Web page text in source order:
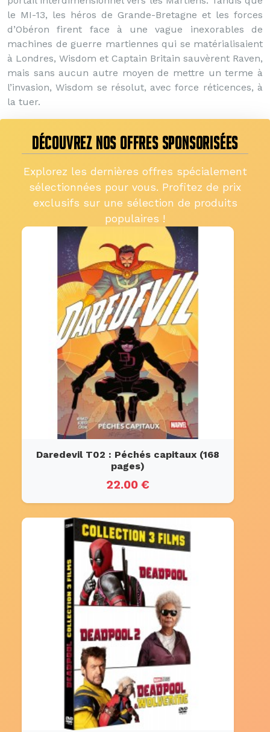
le MI-13, les héros de Grande-Bretagne et les forces
d’Obéron firent face à une vague inexorables de
machines de guerre martiennes qui se matérialisaient
à Londres, Wisdom et Captain Britain sauvèrent Raven,
mais sans aucun autre moyen de mettre un terme à
l’invasion, Wisdom se résolut, avec force réticences, à
la tuer.
DÉCOUVREZ NOS OFFRES SPONSORISÉES
Explorez les dernières offres spécialement
sélectionnées pour vous. Profitez de prix
exclusifs sur une sélection de produits
populaires !
Daredevil T02 : Péchés capitaux (168
pages)
22.00 €